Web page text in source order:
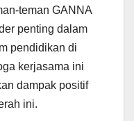
teman GANNA
penting dalam
pendidikan di
kerjasama ini
dampak positif
ini.